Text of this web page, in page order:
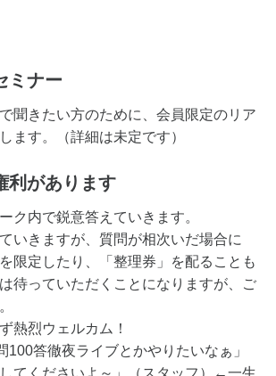
ミナー
聞きたい方のために、会員限定のリア
ます。（詳細は未定です）
があります
ク内で鋭意答えていきます。
いきますが、質問が相次いだ場合に
限定したり、「整理券」を配ることも
待っていただくことになりますが、ご
熱烈ウェルカム！
100答徹夜ライブとかやりたいなぁ」
してくださいよ～」（スタッフ）←一生